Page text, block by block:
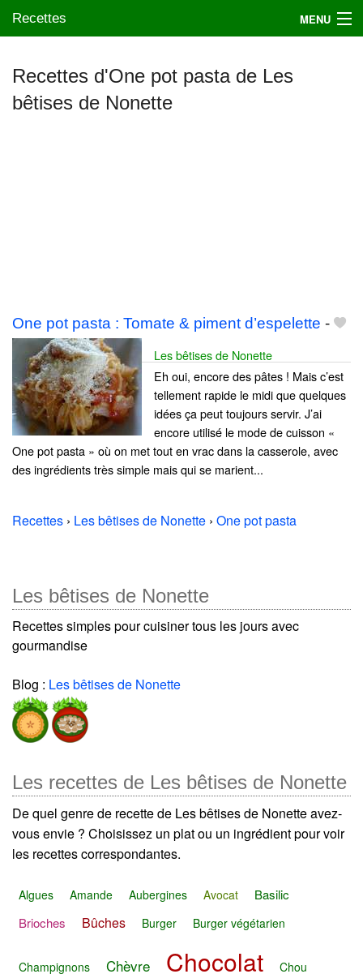
Recettes MENU
Mes blogs préférés
Recettes d'One pot pasta de Les
bêtises de Nonette
One pot pasta : Tomate & piment d’espelette -
Les bêtises de Nonette
Eh oui, encore des pâtes ! Mais c’est
tellement rapide le midi que quelques
idées ça peut toujours servir. J’ai
encore utilisé le mode de cuisson «
One pot pasta » où on met tout en vrac dans la casserole, avec
des ingrédients très simple mais qui se marient...
Recettes › Les bêtises de Nonette › One pot pasta
Les bêtises de Nonette
Recettes simples pour cuisiner tous les jours avec
gourmandise
Blog : Les bêtises de Nonette
Les recettes de Les bêtises de Nonette
De quel genre de recette de Les bêtises de Nonette avez-
vous envie ? Choisissez un plat ou un ingrédient pour voir
les recettes correspondantes.
Algues Amande Aubergines Avocat
Basilic
Brioches
Bûches Burger Burger végétarien
Champignons Chèvre Chocolat Chou